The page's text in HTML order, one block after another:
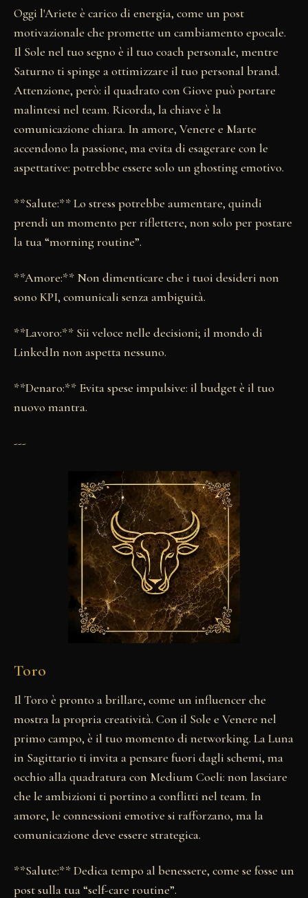
Oggi l'Ariete è carico di energia, come un post
motivazionale che promette un cambiamento epocale.
Il Sole nel tuo segno è il tuo coach personale, mentre
Saturno ti spinge a ottimizzare il tuo personal brand.
Attenzione, però: il quadrato con Giove può portare
malintesi nel team. Ricorda, la chiave è la
comunicazione chiara. In amore, Venere e Marte
accendono la passione, ma evita di esagerare con le
aspettative: potrebbe essere solo un ghosting emotivo.
**Salute:** Lo stress potrebbe aumentare, quindi
prendi un momento per riflettere, non solo per postare
la tua “morning routine”.
**Amore:** Non dimenticare che i tuoi desideri non
sono KPI, comunicali senza ambiguità.
**Lavoro:** Sii veloce nelle decisioni; il mondo di
LinkedIn non aspetta nessuno.
**Denaro:** Evita spese impulsive: il budget è il tuo
nuovo mantra.
---
Toro
Il Toro è pronto a brillare, come un influencer che
mostra la propria creatività. Con il Sole e Venere nel
primo campo, è il tuo momento di networking. La Luna
in Sagittario ti invita a pensare fuori dagli schemi, ma
occhio alla quadratura con Medium Coeli: non lasciare
che le ambizioni ti portino a conflitti nel team. In
amore, le connessioni emotive si rafforzano, ma la
comunicazione deve essere strategica.
**Salute:** Dedica tempo al benessere, come se fosse un
post sulla tua “self-care routine”.